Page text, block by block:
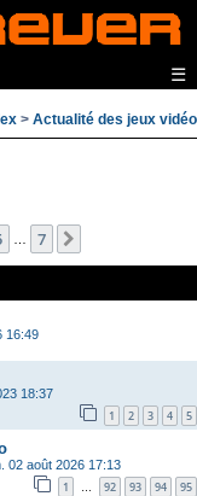
☰
> Actualité des jeux vidéo
… 7
16:49
18:37
1 2 3 4 5
02 août 2026 17:13
1 … 92 93 94 95